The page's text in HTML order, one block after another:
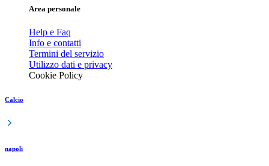
Area personale
Help e Faq
Info e contatti
Termini del servizio
Utilizzo dati e privacy
Cookie Policy
Calcio
napoli